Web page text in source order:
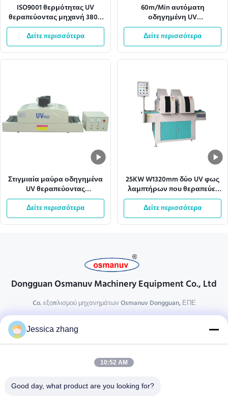
ISO9001 θερμότητας UV
θεραπεύοντας μηχανή 380V
50HZ μεταφορέων
διασκεδασμού ελαφριά
Δείτε περισσότερα
60m/Min αυτόματη
οδηγημένη UV
θεραπεύοντας μηχανή
360mm πλάτος πλέγματος
μεταφορέων
Δείτε περισσότερα
Στιγμιαία μαύρα οδηγημένα
UV θεραπεύοντας
συστήματα μεταφορέων
2.15KW 13m/Min
Δείτε περισσότερα
25KW W1320mm δύο UV φως
λαμπτήρων που θεραπεύει
τα συστήματα μεταφορέων
μηχανών
Δείτε περισσότερα
Dongguan Osmanuv Machinery Equipment Co., Ltd
Co. εξοπλισμού μηχανημάτων Osmanuv Dongguan, ΕΠΕ
28 δεύτερος ο βιομηχανικός, wei Liu chong, Wanjiang,
DongGuan, Guangdong, Κίνα
osmanuv@hotmail.com
Jessica zhang
10:52 AM
Good day, what product are you looking for?